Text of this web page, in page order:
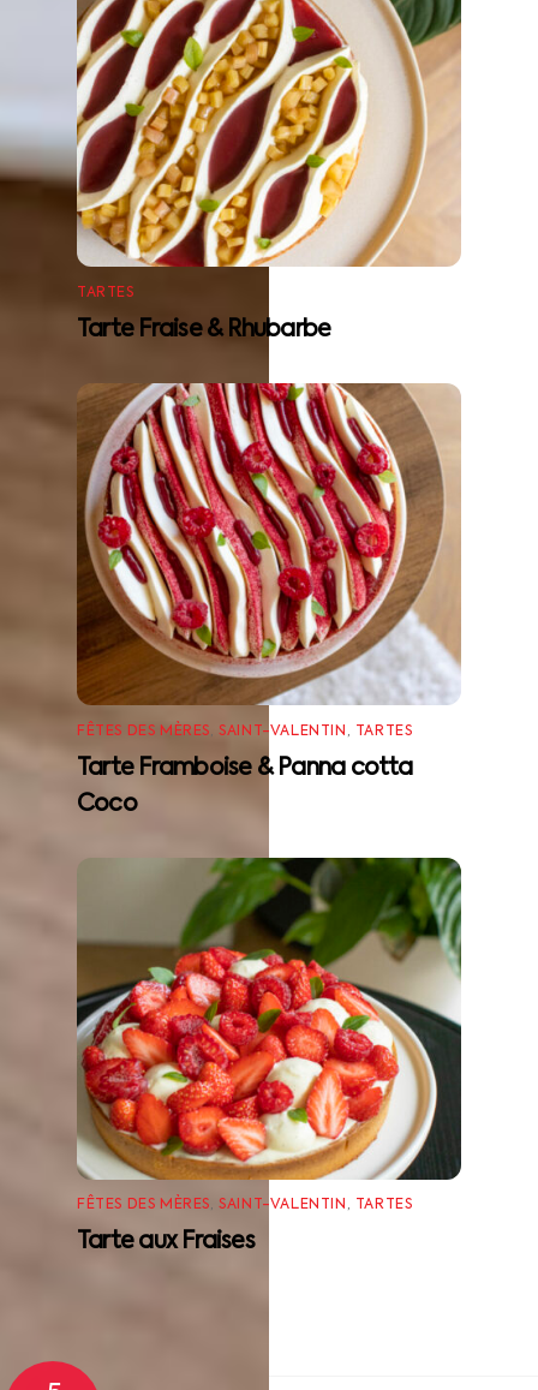
TARTES
Tarte Fraise & Rhubarbe
FÊTES DES MÈRES,SAINT-VALENTIN , TARTES
Tarte Framboise & Panna cotta
Coco
FÊTES DES MÈRES,SAINT-VALENTIN , TARTES
Tarte aux Fraises